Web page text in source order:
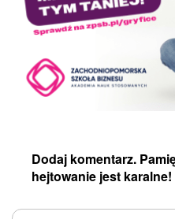
Dodaj komentarz.
hejtowanie jest karalne!